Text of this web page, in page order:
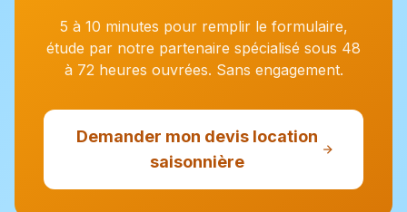
5 à 10 minutes pour remplir le formulaire,
étude par notre partenaire spécialisé sous 48
à 72 heures ouvrées. Sans engagement.
Demander mon devis location
saisonnière